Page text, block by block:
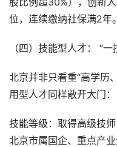
位，连续缴纳社保满2年。
（四）技能型人才： “
北京并非只看重“高学历
用型人才同样敞开大门：
技能等级：取得高级技
北京市属国企、重点产业